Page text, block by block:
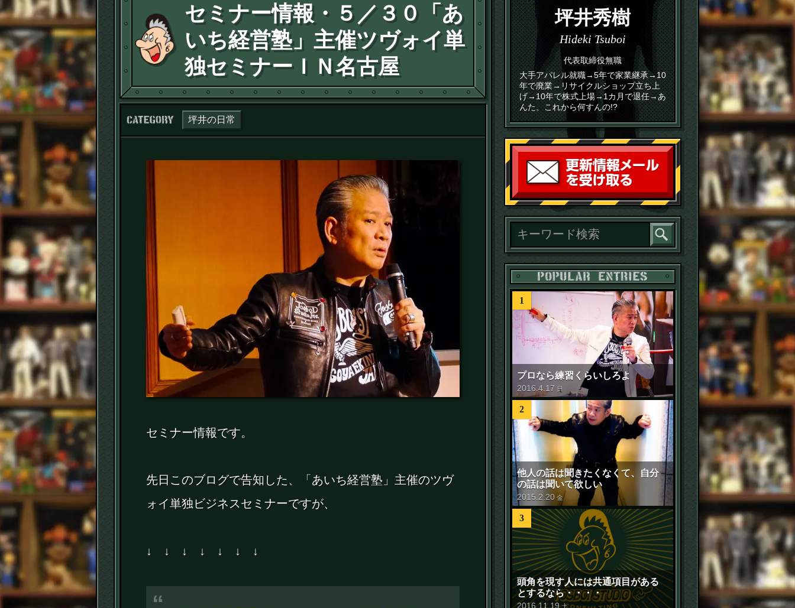
セミナー情報・５／３０「あ
いち経営塾」主催ツヴォイ単
独セミナーＩＮ名古屋
カテゴリー：
坪井の日常
セミナー情報です。
先日このブログで告知した、「あいち経営塾」主催のツヴ
ォイ単独ビジネスセミナーですが、
↓ ↓ ↓ ↓ ↓ ↓ ↓
坪井秀樹
Hideki Tsuboi
代表取締役無職
大手アパレル就職→5年で家業継承→10
年で廃業→リサイクルショップ立ち上
げ→10年で株式上場→1カ月で退任→あ
んた、これから何すんの!?
読者登録
POPULAR ENTRIES
1
プロなら練習くらいしろよ
2016 .4.17 日
2
他人の話は聞きたくなくて、自分
の話は聞いて欲しい
2015 2 20 金
3
頭角を現す人には共通項目がある
とするなら・・・・
2016.11.19 土